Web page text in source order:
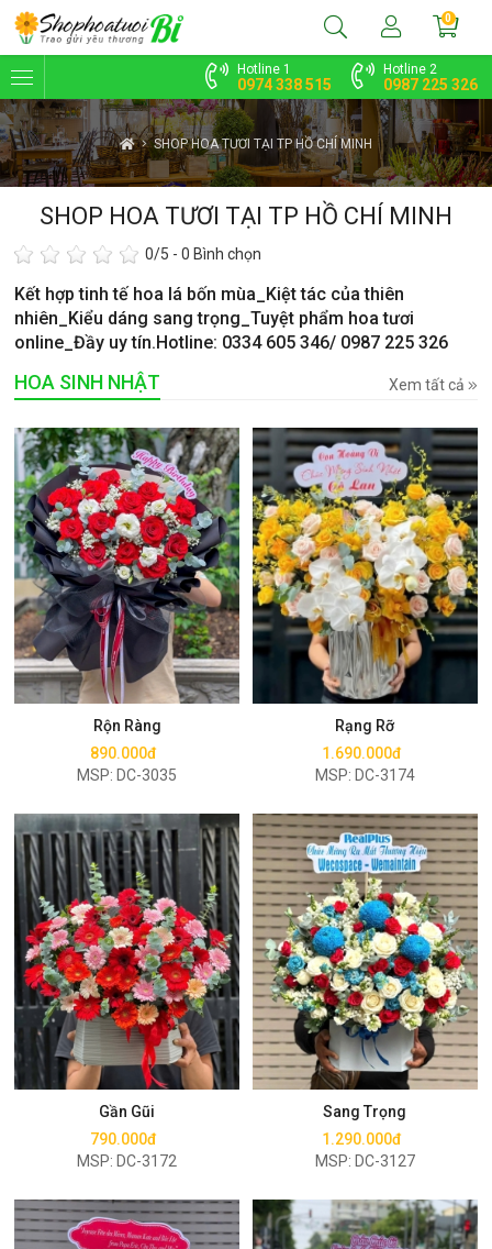
Hotline 1
0974 338 515
Hotline 2
0987 225 326
0
SHOP HOA TƯƠI TẠI TP HỒ CHÍ MINH
SHOP HOA TƯƠI TẠI TP HỒ CHÍ MINH
0/5 -0 Bình chọn
Kết hợp tinh tế hoa lá bốn mùa_Kiệt tác của thiên
nhiên_Kiểu dáng sang trọng_Tuyệt phẩm hoa tươi
online_Đầy uy tín.Hotline: 0334 605 346/ 0987 225 326
HOA SINH NHẬT Xem tất cả
Rộn Ràng
890.000đ
MSP: DC-3035
Mua ngay
Rạng Rỡ
1.690.000đ
MSP: DC-3174
Mua ngay
Gần Gũi
790.000đ
MSP: DC-3172
Mua ngay
Sang Trọng
1.290.000đ
MSP: DC-3127
Mua ngay